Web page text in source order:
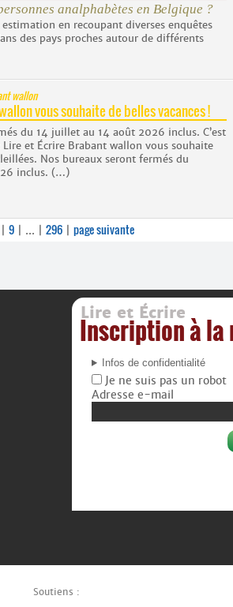
analphabètes en Belgique ?
en recoupant diverses enquêtes
des pays proches autour de différents
wallon
vous souhaite de belles vacances !
du 14 juillet au 14 août 2026 inclus. C’est
Lire et Écrire Brabant wallon vous souhaite
Nos bureaux seront fermés du
inclus. (…)
9| ... 296| page suivante
Lire et Écrire
Inscription à la
Infos de confidentialité
Je ne suis pas un robot
Adresse e-mail
Soutiens :